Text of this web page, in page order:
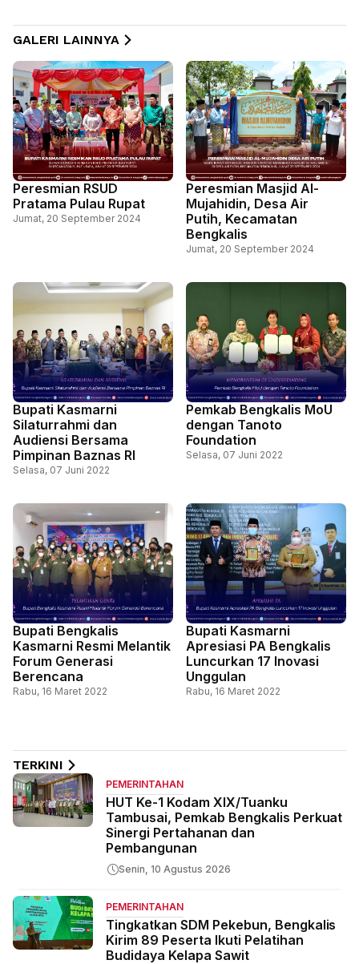
GALERI LAINNYA
Peresmian RSUD
Pratama Pulau Rupat
Jumat, 20 September 2024
Peresmian Masjid Al-
Mujahidin, Desa Air
Putih, Kecamatan
Bengkalis
Jumat, 20 September 2024
Bupati Kasmarni
Silaturrahmi dan
Audiensi Bersama
Pimpinan Baznas RI
Selasa, 07 Juni 2022
Pemkab Bengkalis MoU
dengan Tanoto
Foundation
Selasa, 07 Juni 2022
Bupati Bengkalis
Kasmarni Resmi Melantik
Forum Generasi
Berencana
Rabu, 16 Maret 2022
Bupati Kasmarni
Apresiasi PA Bengkalis
Luncurkan 17 Inovasi
Unggulan
Rabu, 16 Maret 2022
TERKINI
PEMERINTAHAN
HUT Ke-1 Kodam XIX/Tuanku
Tambusai, Pemkab Bengkalis Perkuat
Sinergi Pertahanan dan
Pembangunan
Senin, 10 Agustus 2026
PEMERINTAHAN
Tingkatkan SDM Pekebun, Bengkalis
Kirim 89 Peserta Ikuti Pelatihan
Budidaya Kelapa Sawit